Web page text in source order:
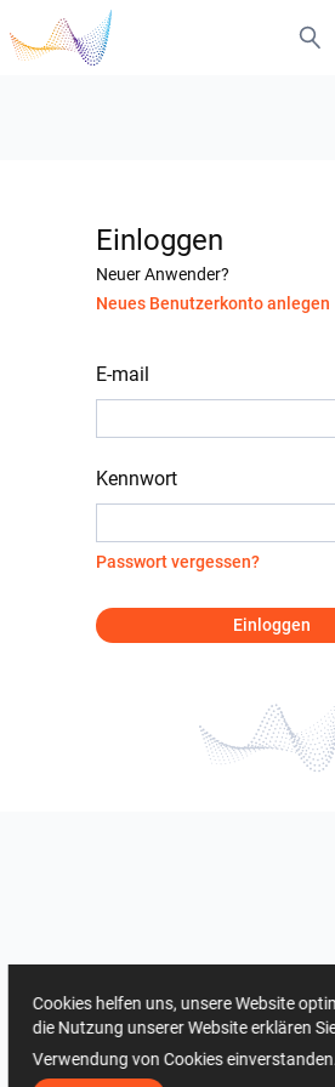
Einloggen
Neuer Anwender?
Neues Benutzerkonto anlegen
E-mail
Kennwort
Passwort vergessen?
Einloggen
Cookies helfen uns, unsere Website
die Nutzung unserer Website erklären
Verwendung von Cookies